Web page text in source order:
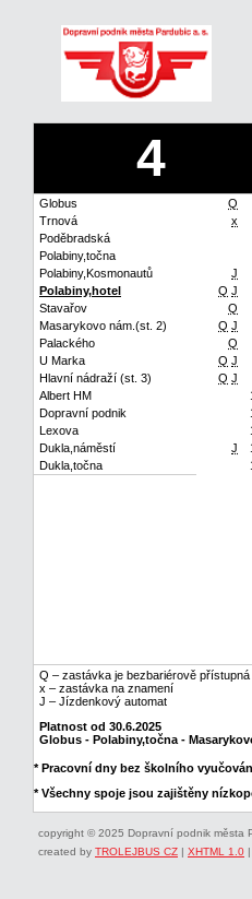
4
Globus
Q
Trnová
x
Poděbradská
Polabiny,točna
Polabiny,Kosmonautů
J
Polabiny,hotel
Q J
Stavařov
Q
Masarykovo nám.(st. 2)
Q J
Palackého
Q
U Marka
Q J
Hlavní nádraží (st. 3)
Q J
Albert HM
Dopravní podnik
Lexova
Dukla,náměstí
J
Dukla,točna
Q – zastávka je bezbariérově přístupná
x – zastávka na znamení
J – Jízdenkový automat
Platnost od 30.6.2025
Globus - Polabiny,točna -
* Pracovní dny bez školního
* Všechny spoje jsou zajištěny
copyright © 2025 Dopravní podnik města
created by TROLEJBUS CZ | XHTML 1.0 |